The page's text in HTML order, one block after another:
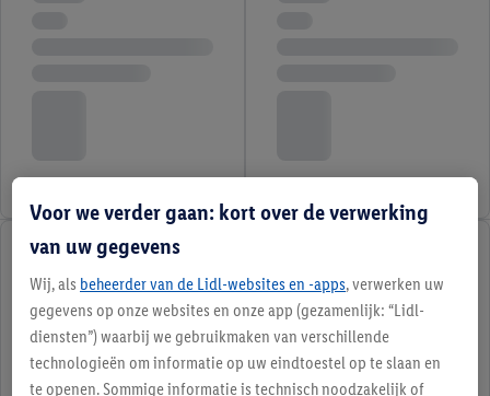
Voor we verder gaan: kort over de verwerking
van uw gegevens
Wij, als beheerder van de Lidl-websites en -apps, verwerken uw
gegevens op onze websites en onze app (gezamenlijk: “Lidl-
diensten”) waarbij we gebruikmaken van verschillende
technologieën om informatie op uw eindtoestel op te slaan en
te openen. Sommige informatie is technisch noodzakelijk of